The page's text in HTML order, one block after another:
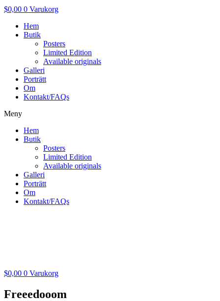
$0,00 0 Varukorg
Hem
Butik
Posters
Limited Edition
Available originals
Galleri
Porträtt
Om
Kontakt/FAQs
Meny
Hem
Butik
Posters
Limited Edition
Available originals
Galleri
Porträtt
Om
Kontakt/FAQs
$0,00 0 Varukorg
Freeedooom